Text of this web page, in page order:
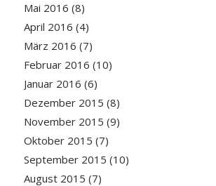
Mai 2016 (8)
April 2016 (4)
März 2016 (7)
Februar 2016 (10)
Januar 2016 (6)
Dezember 2015 (8)
November 2015 (9)
Oktober 2015 (7)
September 2015 (10)
August 2015 (7)